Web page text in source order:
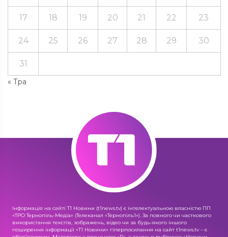
« Тра
17 18 19 20 21 22 23
24 25 26 27 28 29 30
31
Інформація на сайті Т1 Новини (t1news.tv) є інтелектуальною власністю ПП
«ТРО Тернопіль-Медіа» (Телеканал «Тернопіль1»). За повного чи часткового
використання текстів, зображень, відео чи за будь-якого іншого
поширення інформації «Т1 Новини» гіперпосилання на сайт t1news.tv – є